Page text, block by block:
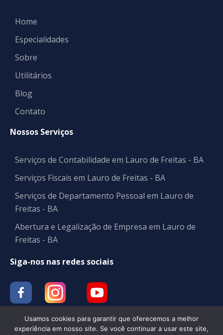
Home
Especialidades
Sobre
Utilitários
Blog
Contato
Nossos Serviços
Serviços de Contabilidade em Lauro de Freitas - BA
Serviços Fiscais em Lauro de Freitas - BA
Serviços de Departamento Pessoal em Lauro de
Freitas - BA
Abertura e Legalização de Empresa em Lauro de
Freitas - BA
Siga-nos nas redes sociais
Usamos cookies para garantir que oferecemos a melhor
experiência em nosso site. Se você continuar a usar este site,